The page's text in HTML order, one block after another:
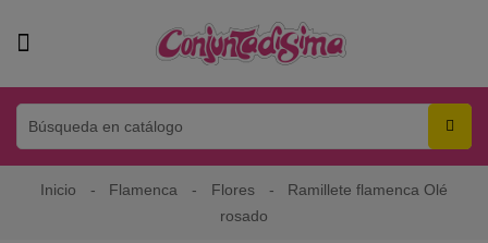
Inicio Flamenca Flores
Ramillete flamenca Olé
rosado